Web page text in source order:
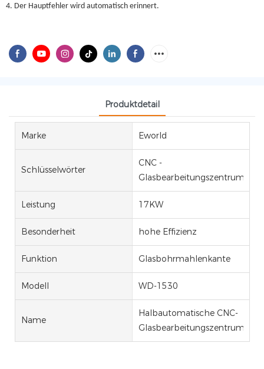
4. Der Hauptfehler wird automatisch erinnert.
Produktdetail
Marke Eworld
Schlüsselwörter
CNC -
Glasbearbeitungszentrum
Leistung 17KW
Besonderheit hohe Effizienz
Funktion Glasbohrmahlenkante
Modell WD-1530
Name
Halbautomatische CNC-
Glasbearbeitungszentrum